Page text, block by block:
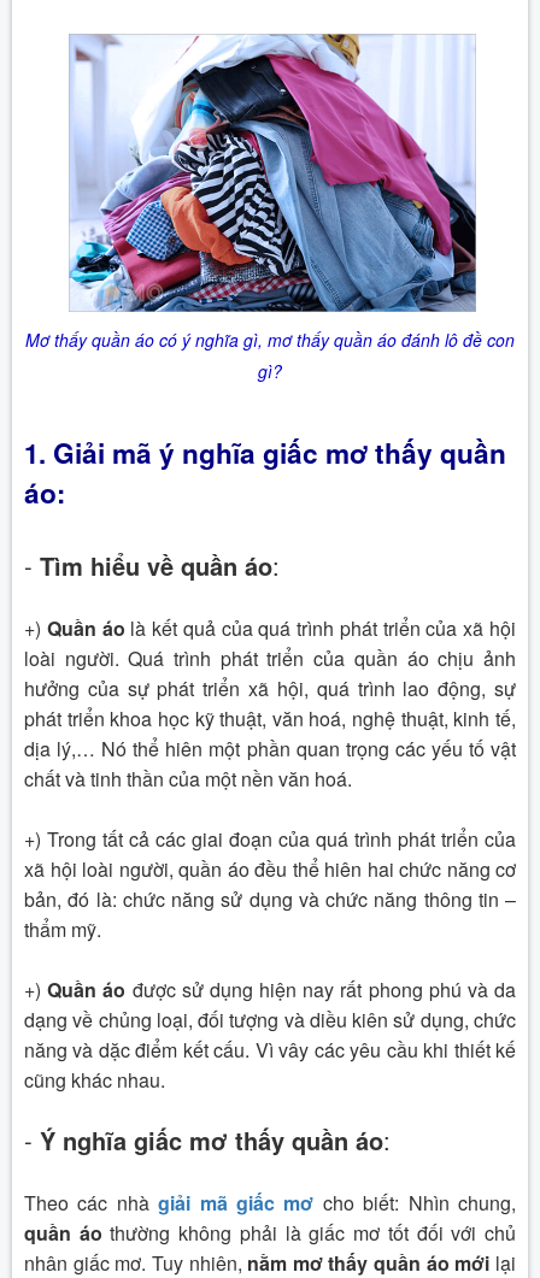
Mơ thấy quần áo có ý nghĩa gì, mơ thấy quần áo đánh lô đề con
gì?
1. Giải mã ý nghĩa giấc mơ thấy quần
áo:
- Tìm hiểu về quần áo:
+) Quần áo là kết quả của quá trình phát triển của xã hội
loài người. Quá trình phát triển của quần áo chịu ảnh
hưởng của sự phát triển xã hội, quá trình lao động, sự
phát triển khoa học kỹ thuật, văn hoá, nghệ thuật, kinh tế,
dịa lý,… Nó thể hiên một phần quan trọng các yếu tố vật
chất và tinh thần của một nền văn hoá.
+) Trong tất cả các giai đoạn của quá trình phát triển của
xã hội loài người, quần áo đều thể hiên hai chức năng cơ
bản, đó là: chức năng sử dụng và chức năng thông tin –
thẩm mỹ.
+)Quần áo được sử dụng hiện nay rất phong phú và da
dạng về chủng loại, đối tượng và diều kiên sử dụng, chức
năng và dặc điểm kết cấu. Vì vây các yêu cầu khi thiết kế
cũng khác nhau.
- Ý nghĩa giấc mơ thấy quần áo:
Theo các nhàgiải mã giấc mơ cho biết: Nhìn chung,
quần áo thường không phải là giấc mơ tốt đối với chủ
nhân giấc mơ. Tuy nhiên, nằm mơ thấy quần áo mới lại